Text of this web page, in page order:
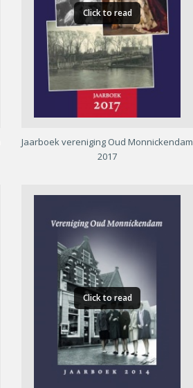
Click to read
Jaarboek vereniging Oud Monnickendam
2017
Click to read